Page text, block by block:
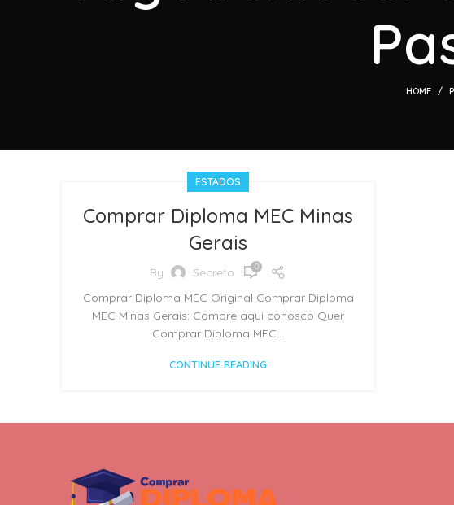
HOME
ESTADOS
Comprar Diploma MEC Minas
Gerais
By Secreto 0
Comprar Diploma MEC Original Comprar Diploma
MEC Minas Gerais: Compre aqui conosco Quer
Comprar Diploma MEC...
CONTINUE READING